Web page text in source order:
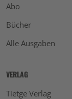
Abo
Bücher
Alle Ausgaben
VERLAG
Tietge Verlag